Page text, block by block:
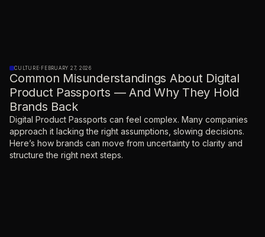
CULTURE· FEBRUARY 27, 2026
Common Misunderstandings About Digital
Product Passports — And Why They Hold
Brands Back
Digital Product Passports can feel complex. Many companies
approach it lacking the right assumptions, slowing decisions.
Here’s how brands can move from uncertainty to clarity and
structure the right next steps.